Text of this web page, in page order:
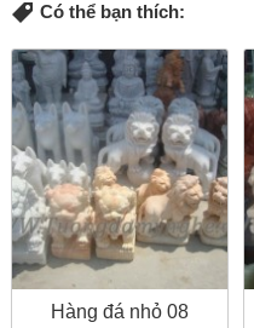
Có thể bạn thích:
Hàng đá nhỏ 08